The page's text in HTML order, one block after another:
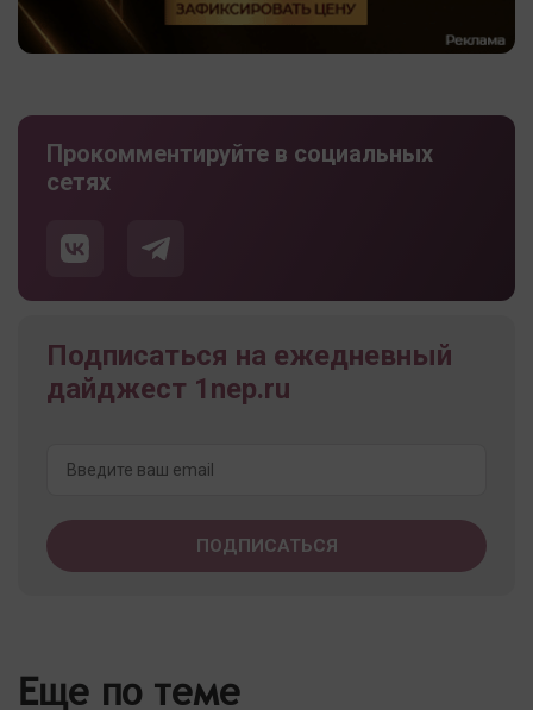
Прокомментируйте в социальных
сетях
Подписаться на ежедневный
дайджест 1nep.ru
Еще по теме